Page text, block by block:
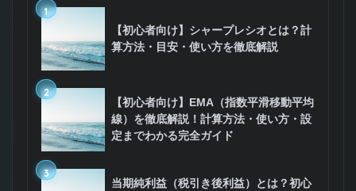
1
【初心者向け】シャープレシオとは？計
算方法・目安・使い方を徹底解説
2
【初心者向け】EMA（指数平滑移動平均
線）を徹底解説！計算方法・使い方・設
定までわかる完全ガイド
3
当期純利益（税引き後利益）とは？初心